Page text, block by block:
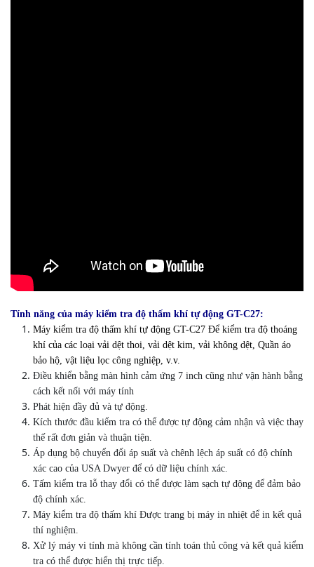
Tính năng của máy kiểm tra độ thấm khí tự động GT-C27:
Máy kiểm tra độ thấm khí tự động GT-C27 Để kiểm tra độ thoáng
khí của các loại vải dệt thoi, vải dệt kim, vải không dệt, Quần áo
bảo hộ, vật liệu lọc công nghiệp, v.v.
Điều khiển bằng màn hình cảm ứng 7 inch cũng như vận hành bằng
cách kết nối với máy tính
Phát hiện đầy đủ và tự động.
Kích thước đầu kiểm tra có thể được tự động cảm nhận và việc thay
thế rất đơn giản và thuận tiện.
Áp dụng bộ chuyển đổi áp suất và chênh lệch áp suất có độ chính
xác cao của USA Dwyer để có dữ liệu chính xác.
Tấm kiểm tra lỗ thay đổi có thể được làm sạch tự động để đảm bảo
độ chính xác.
Máy kiểm tra độ thấm khí Được trang bị máy in nhiệt để in kết quả
thí nghiệm.
Xử lý máy vi tính mà không cần tính toán thủ công và kết quả kiểm
tra có thể được hiển thị trực tiếp.